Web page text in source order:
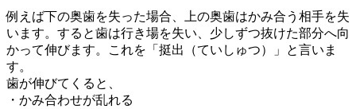
例えば下の奥歯を失った場合、上の奥歯はかみ合う相手を失
います。すると歯は行き場を失い、少しずつ抜けた部分へ向
かって伸びます。これを「挺出（ていしゅつ）」と言いま
す。
歯が伸びてくると、
・かみ合わせが乱れる